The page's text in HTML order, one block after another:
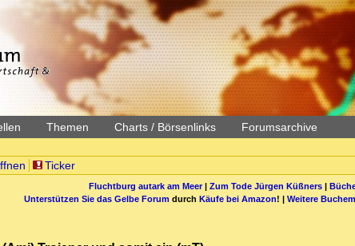
Themen Charts / Börsenlinks Forumsarchive
Ticker
Fluchtburg autark am Meer| Zum Tode Jürgen Küßners|
Unterstützen Sie das Gelbe Forum durch Käufe bei Amazon! | Weitere